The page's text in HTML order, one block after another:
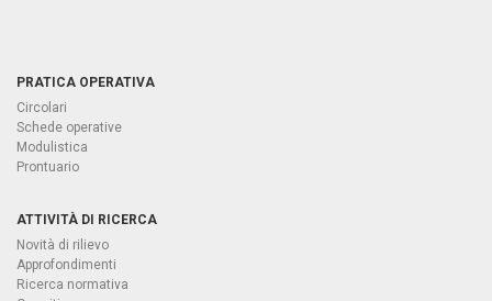
PRATICA OPERATIVA
Circolari
Schede operative
Modulistica
Prontuario
ATTIVITÀ DI RICERCA
Novità di rilievo
Approfondimenti
Ricerca normativa